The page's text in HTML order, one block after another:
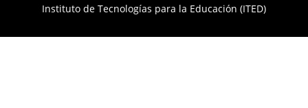
Instituto de Tecnologías para la Educación (ITED)